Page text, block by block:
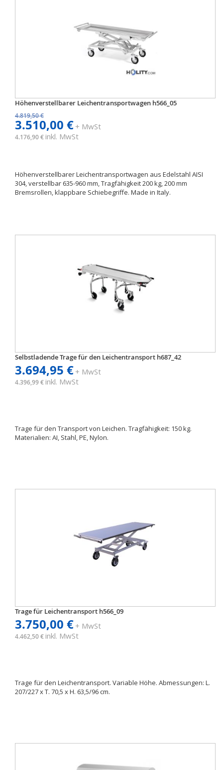
Höhenverstellbarer Leichentransportwagen h566_05
4.819,50 €
3.510,00 €+ MwSt
4.176,90 € inkl. MwSt
Höhenverstellbarer Leichentransportwagen aus Edelstahl AISI
304, verstellbar 635-960 mm, Tragfähigkeit 200 kg, 200 mm
Bremsrollen, klappbare Schiebegriffe. Made in Italy.
Selbstladende Trage für den Leichentransport h687_42
3.694,95 €+ MwSt
4.396,99 € inkl. MwSt
Trage für den Transport von Leichen. Tragfähigkeit: 150 kg.
Materialien: AI, Stahl, PE, Nylon.
Trage für Leichentransport h566_09
3.750,00 €+ MwSt
4.462,50 € inkl. MwSt
Trage für den Leichentransport. Variable Höhe. Abmessungen: L.
207/227 x T. 70,5 x H. 63,5/96 cm.